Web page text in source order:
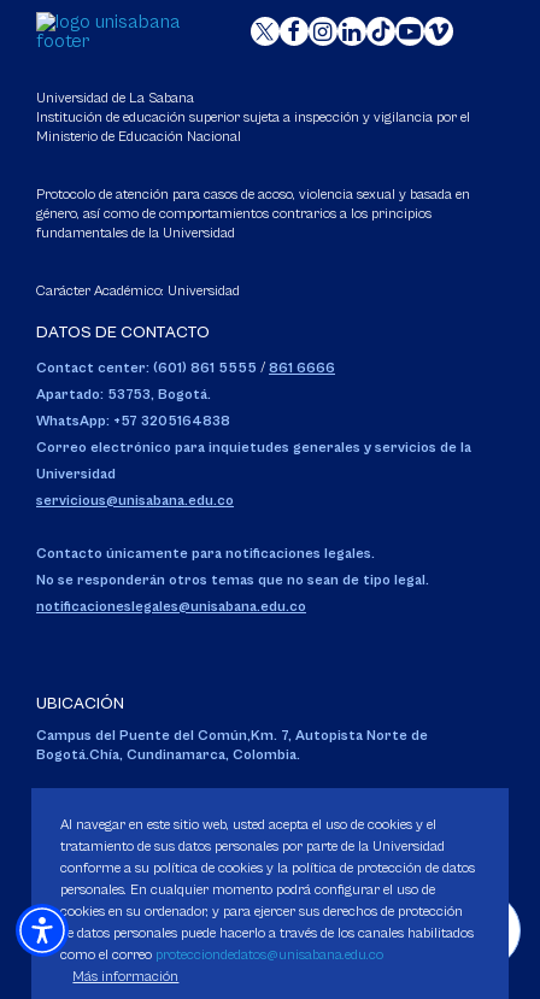
Universidad de La Sabana
Institución de educación superior sujeta a inspección y vigilancia por el
Ministerio de Educación Nacional
Protocolo de atención para casos de acoso, violencia sexual y basada en
género, así como de comportamientos contrarios a los principios
fundamentales de la Universidad
Carácter Académico: Universidad
DATOS DE CONTACTO
Contact center: (601) 861 5555 / 861 6666
Apartado: 53753, Bogotá.
WhatsApp: +57 3205164838
Correo electrónico para inquietudes generales y servicios de la
Universidad
servicious@unisabana.edu.co
Contacto únicamente para notificaciones legales.
No se responderán otros temas que no sean de tipo legal.
notificacioneslegales@unisabana.edu.co
UBICACIÓN
Campus del Puente del Común,Km. 7, Autopista Norte de
Bogotá.Chía, Cundinamarca, Colombia.
Personería Jurídica:Resolución 130 del 14 de enero de 1980.
Ministerio de Educación Nacional.
Política de Protección de datos
Al navegar en este sitio web, usted acepta el uso de cookies y el
tratamiento de sus datos personales por parte de la Universidad
conforme a su política de cookies y la política de protección de datos
personales. En cualquier momento podrá configurar el uso de
cookies en su ordenador, y para ejercer sus derechos de protección
de datos personales puede hacerlo a través de los canales habilitados
como el correo protecciondedatos@unisabana.edu.co
Más información